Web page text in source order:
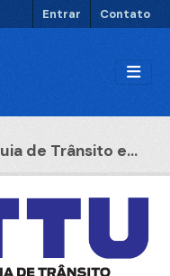
Entrar Contato
de Trânsito e...